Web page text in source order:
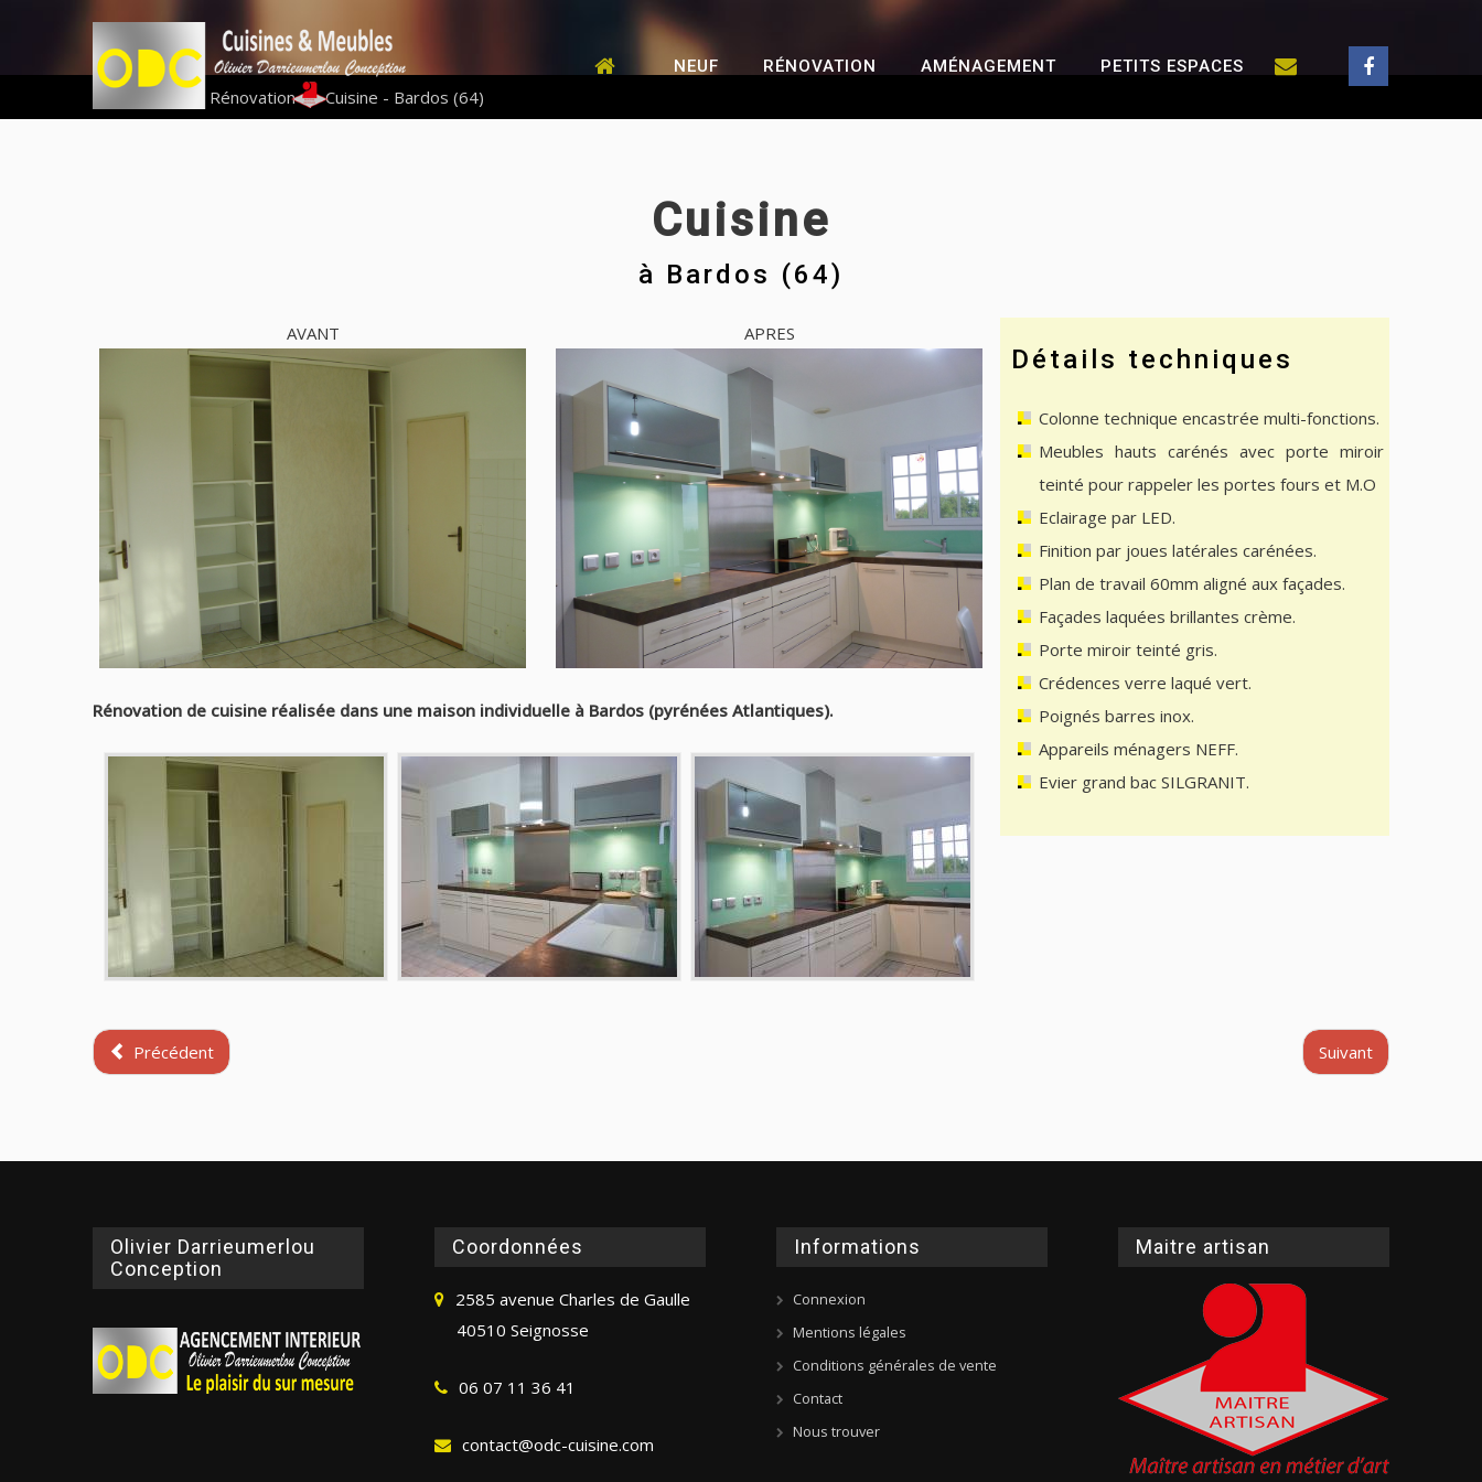
NEUF RÉNOVATION AMÉNAGEMENT PETITS ESPACES
Vous êtes ici : Rénovation | Cuisine - Bardos (64)
Cuisine
à Bardos (64)
AVANT APRES
Rénovation de cuisine réalisée dans une maison individuelle à Bardos (pyrénées Atlantiques).
Détails techniques
Colonne technique encastrée multi-fonctions.
Meubles hauts carénés avec porte miroir
teinté pour rappeler les portes fours et M.O
Eclairage par LED.
Finition par joues latérales carénées.
Plan de travail 60mm aligné aux façades.
Façades laquées brillantes crème.
Porte miroir teinté gris.
Crédences verre laqué vert.
Poignés barres inox.
Appareils ménagers NEFF.
Evier grand bac SILGRANIT.
Précédent Suivant
Olivier Darrieumerlou
Conception
Coordonnées
2585 avenue Charles de Gaulle
40510 Seignosse
06 07 11 36 41
contact@odc-cuisine.com
Informations
Connexion
Mentions légales
Conditions générales de vente
Contact
Nous trouver
Maitre artisan